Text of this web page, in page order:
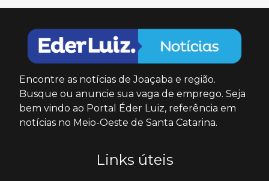
Encontre as notícias de Joaçaba e região.
Busque ou anuncie sua vaga de emprego. Seja
bem vindo ao Portal Éder Luiz, referência em
notícias no Meio-Oeste de Santa Catarina.
Links úteis